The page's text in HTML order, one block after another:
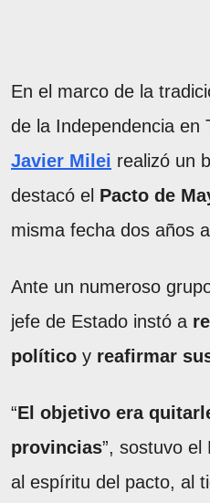
En el marco de la
de la Independencia en
Javier Milei realizó un
destacó el Pacto de
misma fecha dos años
Ante un numeroso
jefe de Estado instó a
político y reafirmar
“El objetivo era
provincias”, sostuvo el
al espíritu del pacto, al